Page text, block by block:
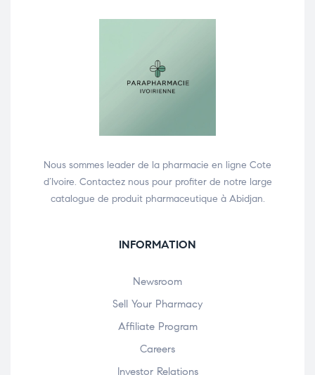
Nous sommes leader de la pharmacie en ligne Cote
d’Ivoire. Contactez nous pour profiter de notre large
catalogue de produit pharmaceutique à Abidjan.
INFORMATION
Newsroom
Sell Your Pharmacy
Affiliate Program
Careers
Investor Relations